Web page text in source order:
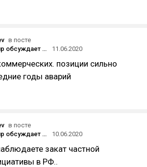
в посте
ТАСС: S7 Group обсуждает продажу плавучего космодрома «Морской старт» структурам «Росатома»
11.06.2020
позиции сильно
годы аварий
в посте
ТАСС: S7 Group обсуждает продажу плавучего космодрома «Морской старт» структурам «Росатома»
10.06.2020
закат частной
в РФ..